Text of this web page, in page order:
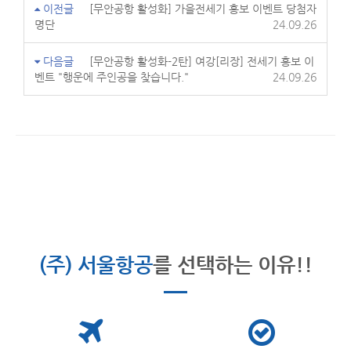
이전글
[무안공항 활성화] 가을전세기 홍보 이벤트 당첨자
명단
24.09.26
다음글
[무안공항 활성화-2탄] 여강[리장] 전세기 홍보 이
벤트 "행운에 주인공을 찾습니다."
24.09.26
(주) 서울항공를 선택하는 이유!!